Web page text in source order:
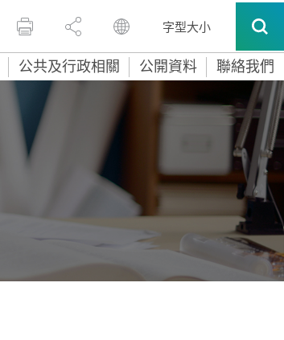
字型大小
公共及行政相關 公開資料 聯絡我們